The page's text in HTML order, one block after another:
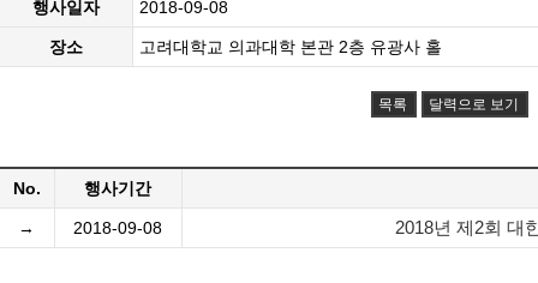
행사일자 2018-09-08
장소 고려대학교 의과대학 본관 2층 유광사 홀
목록 달력으로 보기
No. 행사기간
→ 2018-09-08 2018년 제2회 대